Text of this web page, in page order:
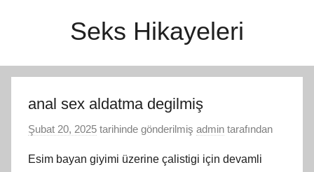
Seks Hikayeleri
anal sex aldatma degilmiş
Şubat 20, 2025 tarihinde gönderilmiş admin tarafından
Esim bayan giyimi üzerine çalistigi için devamli